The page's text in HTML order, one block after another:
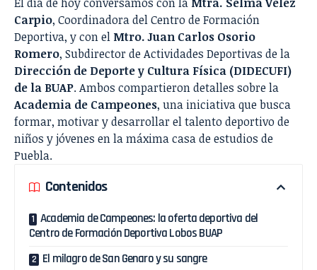
Carpio, Coordinadora del Centro de Formación
Deportiva, y con el Mtro. Juan Carlos Osorio
Romero, Subdirector de Actividades Deportivas de la
Dirección de Deporte y Cultura Física (DIDECUFI)
de la BUAP. Ambos compartieron detalles sobre la
Academia de Campeones, una iniciativa que busca
formar, motivar y desarrollar el talento deportivo de
niños y jóvenes en la máxima casa de estudios de
Puebla.
Contenidos
Academia de Campeones: la oferta deportiva del
Centro de Formación Deportiva Lobos BUAP
El milagro de San Genaro y su sangre